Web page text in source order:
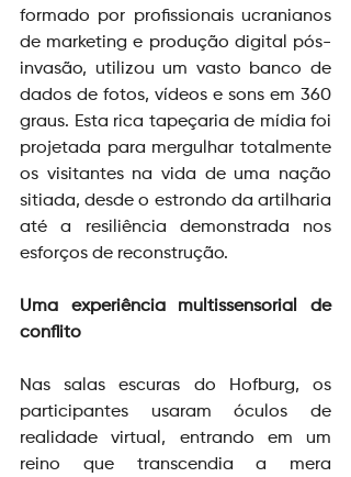
formado por profissionais ucranianos
de marketing e produção digital pós-
invasão, utilizou um vasto banco de
dados de fotos, vídeos e sons em 360
graus. Esta rica tapeçaria de mídia foi
projetada para mergulhar totalmente
os visitantes na vida de uma nação
sitiada, desde o estrondo da artilharia
até a resiliência demonstrada nos
esforços de reconstrução.
Uma experiência multissensorial de
conflito
Nas salas escuras do Hofburg, os
participantes usaram óculos de
realidade virtual, entrando em um
reino que transcendia a mera